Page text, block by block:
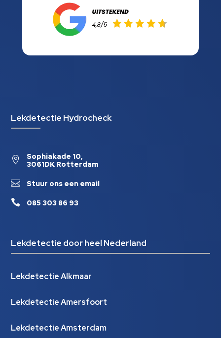
Lekdetectie Hydrocheck

Sophiakade 10,
3061DK Rotterdam
 Stuur ons een email
 085 303 86 93
Lekdetectie door heel Nederland
Lekdetectie Alkmaar
Lekdetectie Amersfoort
Lekdetectie Amsterdam